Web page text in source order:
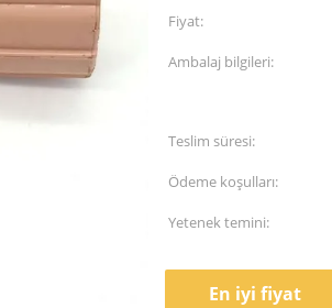
Fiyat:
Ambalaj bilgileri:
Teslim süresi:
Ödeme koşulları:
Yetenek temini:
En iyi fiyat